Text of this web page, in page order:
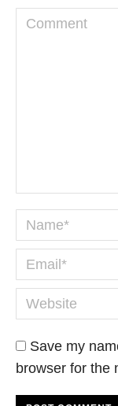
Comment
Name *
Email *
Website
Save my
browser for the